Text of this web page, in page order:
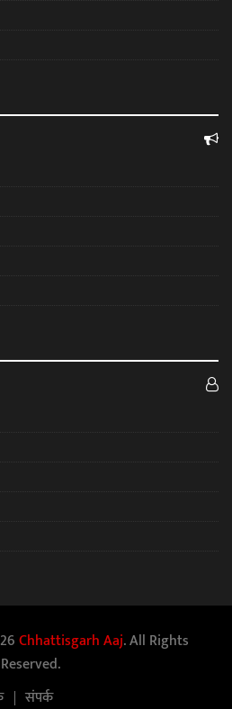
Chhattisgarh Aaj. All Rights
Reserved.
संपर्क